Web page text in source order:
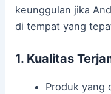
keunggulan jika
di tempat yang
1. Kualitas
Produk yang